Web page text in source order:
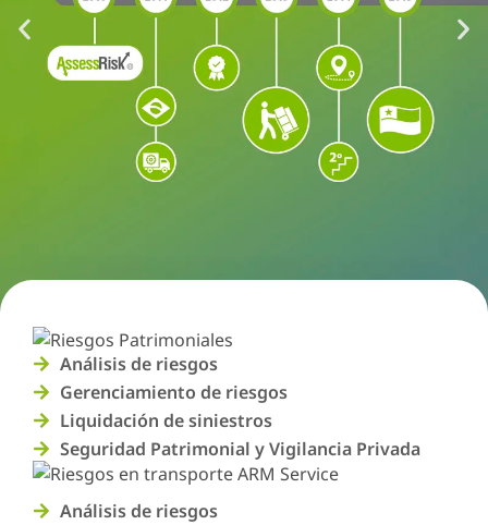
Análisis de riesgos
Gerenciamiento de riesgos
Liquidación de siniestros
Seguridad Patrimonial y Vigilancia Privada
Análisis de riesgos